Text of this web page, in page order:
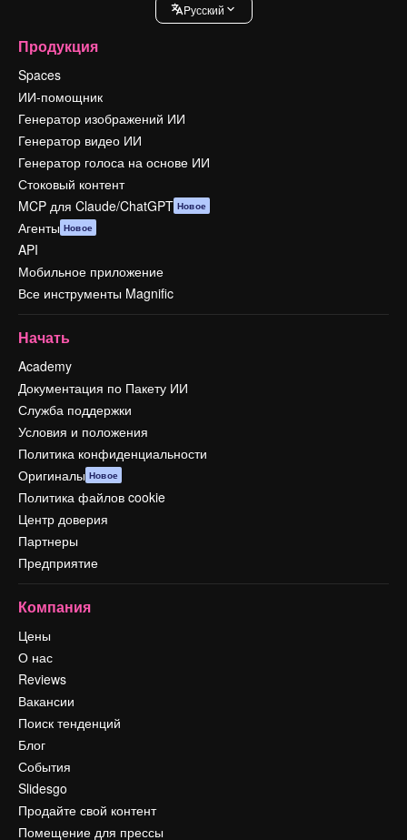
Pусский
Продукция
Spaces
ИИ-помощник
Генератор изображений ИИ
Генератор видео ИИ
Генератор голоса на основе ИИ
Стоковый контент
MCP для Claude/ChatGPT Новое
Агенты Новое
API
Мобильное приложение
Все инструменты Magnific
Начать
Academy
Документация по Пакету ИИ
Служба поддержки
Условия и положения
Политика конфиденциальности
Оригиналы Новое
Политика файлов cookie
Центр доверия
Партнеры
Предприятие
Компания
Цены
О нас
Reviews
Вакансии
Поиск тенденций
Блог
События
Slidesgo
Продайте свой контент
Помещение для прессы